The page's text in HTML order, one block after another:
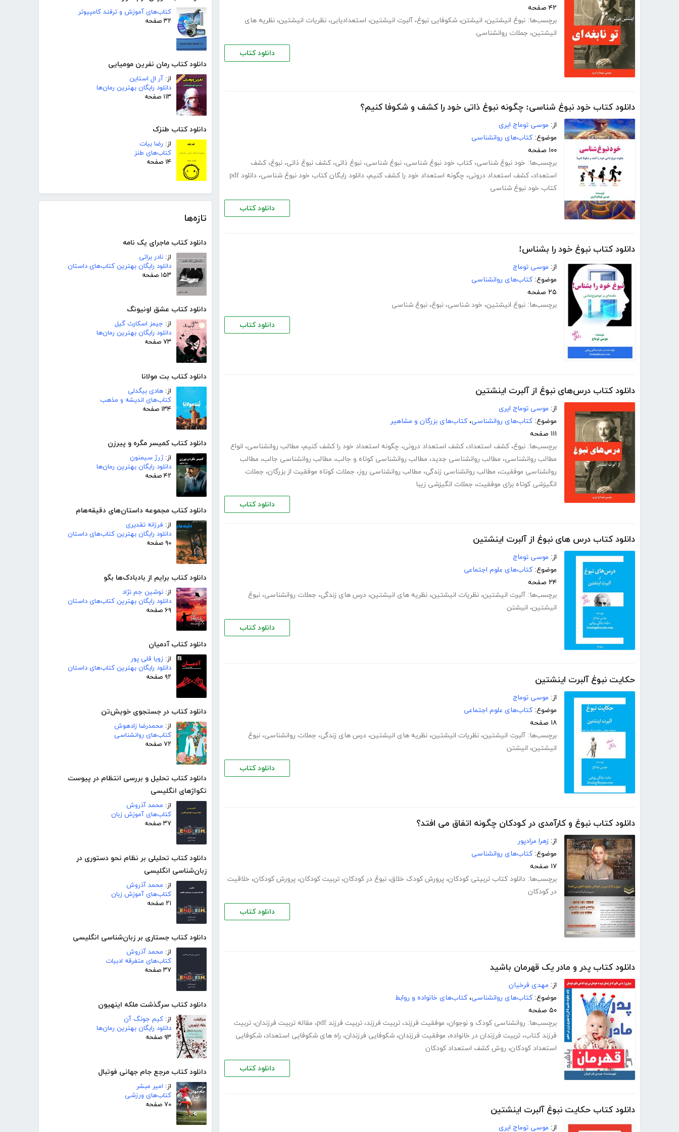
کتاب‌های آموزش و ترفند کامپیوتر
۳۲ صفحه
دانلود کتاب رمان نفرین مومیایی
از: آر ال استاین
دانلود رایگان بهترین رمان‌ها
۱۱۳ صفحه
دانلود کتاب طنزک
از: رضا بیات
کتاب‌های طنز
۱۴ صفحه
تازه‌ها
دانلود کتاب ماجرای یک نامه
از: نادر براتی
دانلود رایگان بهترین کتاب‌های داستان
۱۵۳ صفحه
دانلود کتاب عشق اونیونگ
از: جیمز اسکارث گیل
دانلود رایگان بهترین رمان‌ها
۷۳ صفحه
دانلود کتاب بت مولانا
از: هادی بیگدلی
کتاب‌های اندیشه و مذهب
۱۳۴ صفحه
دانلود کتاب کمیسر مگره و پیرزن
از:ژرژ سیمنون
دانلود رایگان بهترین رمان‌ها
۴۲ صفحه
دانلود کتاب مجموعه داستان‌های دقیقه‌هام
از: فرزانه تقدیری
دانلود رایگان بهترین کتاب‌های داستان
۹۰ صفحه
دانلود کتاب برایم از بادبادک‌ها بگو
از: نوشین جم نژاد
دانلود رایگان بهترین کتاب‌های داستان
۶۹ صفحه
دانلود کتاب آدمیان
از: زویا قلی پور
دانلود رایگان بهترین کتاب‌های داستان
۹۲ صفحه
دانلود کتاب در جستجوی خویش‌تن
از: محمدرضا زادهوش
کتاب‌های روانشناسی
۷۲ صفحه
دانلود کتاب تحلیل و بررسی انتظام در پیوست
تکواژهای انگلیسی
از: محمد آذروش
کتاب‌های آموزش زبان
۳۷ صفحه
دانلود کتاب تحلیلی بر نظام نحو دستوری در
زبان‌شناسی انگلیسی
از: محمد آذروش
کتاب‌های آموزش زبان
۲۱ صفحه
دانلود کتاب جستاری بر زبان‌شناسی انگلیسی
از: محمد آذروش
کتاب‌های متفرقه ادبیات
۳۷ صفحه
دانلود کتاب سرگذشت ملکه اینهیون
از: کیم جونگ آن
دانلود رایگان بهترین رمان‌ها
۹۳ صفحه
دانلود کتاب مرجع جام جهانی فوتبال
از: امیر مبشر
کتاب‌های ورزشی
۷۰ صفحه
۴۲ صفحه
برچسب‌ها: نبوغ انیشتین، انیشتن، شکوفایی نبوغ، آلبرت انیشتین، استعدادیابی، نظریات انیشتین، نظریه های
انیشتین، جملات روانشناسی
دانلود کتاب
دانلود کتاب خود نبوغ شناسی: چگونه نبوغ ذاتی خود را کشف و شکوفا کنیم؟
از: موسی توماج ایری
موضوع: کتاب‌های روانشناسی
۱۰۰ صفحه
برچسب‌ها: خود نبوغ شناسی، کتاب خود نبوغ شناسی، نبوغ شناسی، نبوغ ذاتی، کشف نبوغ ذاتی، نبوغ، کشف
استعداد، کشف استعداد درونی، چگونه استعداد خود را کشف کنیم، دانلود رایگان کتاب خود نبوغ شناسی،
دانلود pdf
کتاب خود نبوغ شناسی
دانلود کتاب
دانلود کتاب نبوغ خود را بشناس!
از: موسی توماج
موضوع: کتاب‌های روانشناسی
۲۵ صفحه
برچسب‌ها: نبوغ انیشتین، خود شناسی، نبوغ، نبوغ شناسی
دانلود کتاب
دانلود کتاب درس‌های نبوغ از آلبرت اینشتین
از: موسی توماج ایری
موضوع: کتاب‌های روانشناسی، کتاب‌های بزرگان و مشاهیر
۱۱۱ صفحه
برچسب‌ها: نبوغ، کشف استعداد، کشف استعداد درونی، چگونه استعداد خود را کشف کنیم، مطالب روانشناسی، انواع
مطالب روانشناسی، مطالب روانشناسی جدید، مطالب روانشناسی کوتاه و جالب، مطالب روانشناسی جالب، مطالب
روانشناسی موفقیت، مطالب روانشناسی زندگی، مطالب روانشناسی روز، جملات کوتاه موفقیت از بزرگان، جملات
انگیزشی کوتاه برای موفقیت، جملات انگیزشی زیبا
دانلود کتاب
دانلود کتاب درس های نبوغ از آلبرت اینشتین
از: موسی توماج
موضوع: کتاب‌های علوم اجتماعی
۲۴ صفحه
برچسب‌ها: آلبرت انیشتین، نظریات انیشتین، نظریه های انیشتین، درس های زندگی، جملات روانشناسی، نبوغ
انیشتین، انیشتن
دانلود کتاب
حکایت نبوغ آلبرت اینشتین
از: موسی توماج
موضوع: کتاب‌های علوم اجتماعی
۱۸ صفحه
برچسب‌ها: آلبرت انیشتین، نظریات انیشتین، نظریه های انیشتین، درس های زندگی، جملات روانشناسی، نبوغ
انیشتین، انیشتن
دانلود کتاب
دانلود کتاب نبوغ و کارآمدی در کودکان چگونه اتفاق می افتد؟
از: زهرا مرادپور
موضوع: کتاب‌های روانشناسی
۱۷ صفحه
برچسب‌ها: دانلود کتاب تربیتی کودکان، پرورش کودک خلاق، نبوغ در کودکان، تربیت کودکان، پرورش کودکان، خلاقیت
در کودکان
دانلود کتاب
دانلود کتاب پدر و مادر یک قهرمان باشید
از: مهدی فرخیان
موضوع: کتاب‌های روانشناسی، کتاب‌های خانواده و روابط
۵۰ صفحه
برچسب‌ها: روانشناسی کودک و نوجوان، موفقیت فرزند، تربیت فرزند، تربیت فرزند pdf ، مقاله تربیت فرزندان، تربیت
فرزند کتاب، تربیت فرزندان در خانواده، موفقیت فرزندان، شکوفایی فرزندان، راه های شکوفایی استعداد، شکوفایی
استعداد کودکان، روش کشف استعداد کودکان
دانلود کتاب
دانلود کتاب حکایت نبوغ آلبرت اینشتین
از: موسی توماج ایری